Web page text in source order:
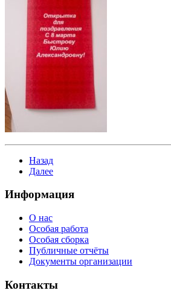
Назад
Далее
Информация
О нас
Особая работа
Особая сборка
Публичные отчёты
Документы организации
Контакты